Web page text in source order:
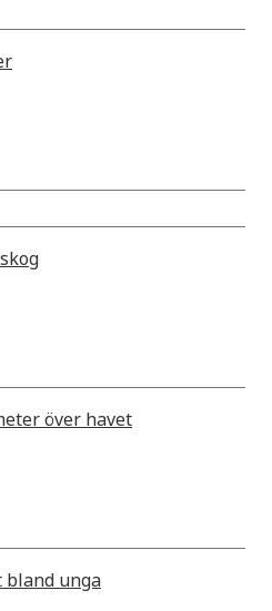
över havet
bland unga